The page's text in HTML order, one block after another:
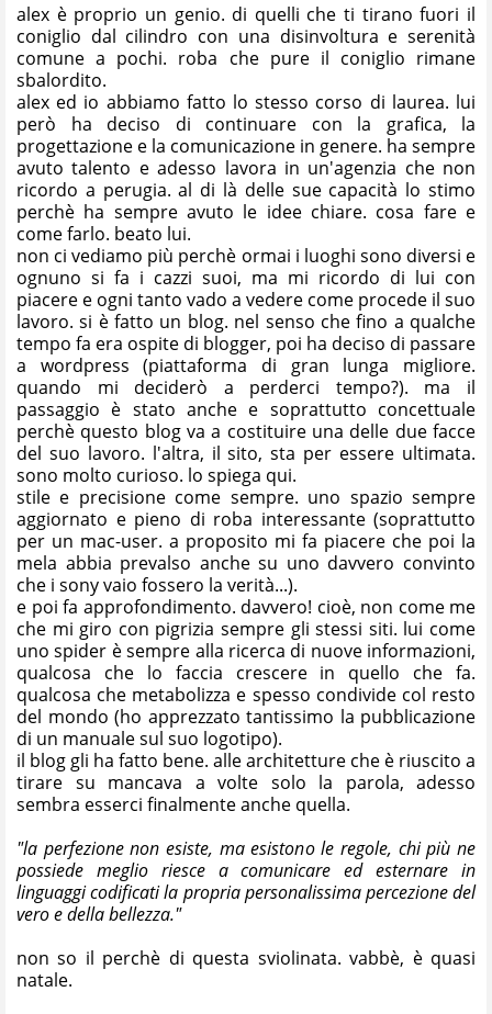
alex è proprio un genio. di quelli che ti tirano fuori il
coniglio dal cilindro con una disinvoltura e serenità
comune a pochi. roba che pure il coniglio rimane
sbalordito.
alex ed io abbiamo fatto lo stesso corso di laurea. lui
però ha deciso di continuare con la grafica, la
progettazione e la comunicazione in genere. ha sempre
avuto talento e adesso lavora in un'agenzia che non
ricordo a perugia. al di là delle sue capacità lo stimo
perchè ha sempre avuto le idee chiare. cosa fare e
come farlo. beato lui.
non ci vediamo più perchè ormai i luoghi sono diversi e
ognuno si fa i cazzi suoi, ma mi ricordo di lui con
piacere e ogni tanto vado a vedere come procede il suo
lavoro. si è fatto un blog. nel senso che fino a qualche
tempo fa era ospite di blogger, poi ha deciso di passare
a wordpress (piattaforma di gran lunga migliore.
quando mi deciderò a perderci tempo?). ma il
passaggio è stato anche e soprattutto concettuale
perchè questo blog va a costituire una delle due facce
del suo lavoro. l'altra, il sito, sta per essere ultimata.
sono molto curioso. lo spiega qui.
stile e precisione come sempre. uno spazio sempre
aggiornato e pieno di roba interessante (soprattutto
per un mac-user. a proposito mi fa piacere che poi la
mela abbia prevalso anche su uno davvero convinto
che i sony vaio fossero la verità...).
e poi fa approfondimento. davvero! cioè, non come me
che mi giro con pigrizia sempre gli stessi siti. lui come
uno spider è sempre alla ricerca di nuove informazioni,
qualcosa che lo faccia crescere in quello che fa.
qualcosa che metabolizza e spesso condivide col resto
del mondo (ho apprezzato tantissimo la pubblicazione
di un manuale sul suo logotipo).
il blog gli ha fatto bene. alle architetture che è riuscito a
tirare su mancava a volte solo la parola, adesso
sembra esserci finalmente anche quella.
"la perfezione non esiste, ma esistono le regole, chi più ne
possiede meglio riesce a comunicare ed esternare in
linguaggi codificati la propria personalissima percezione del
vero e della bellezza."
non so il perchè di questa sviolinata. vabbè, è quasi
natale.